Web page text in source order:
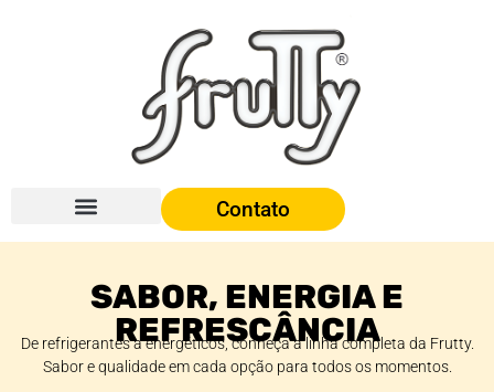
Contato
SABOR, ENERGIA E
REFRESCÂNCIA
De refrigerantes a energéticos, conheça a linha completa da Frutty.
Sabor e qualidade em cada opção para todos os momentos.